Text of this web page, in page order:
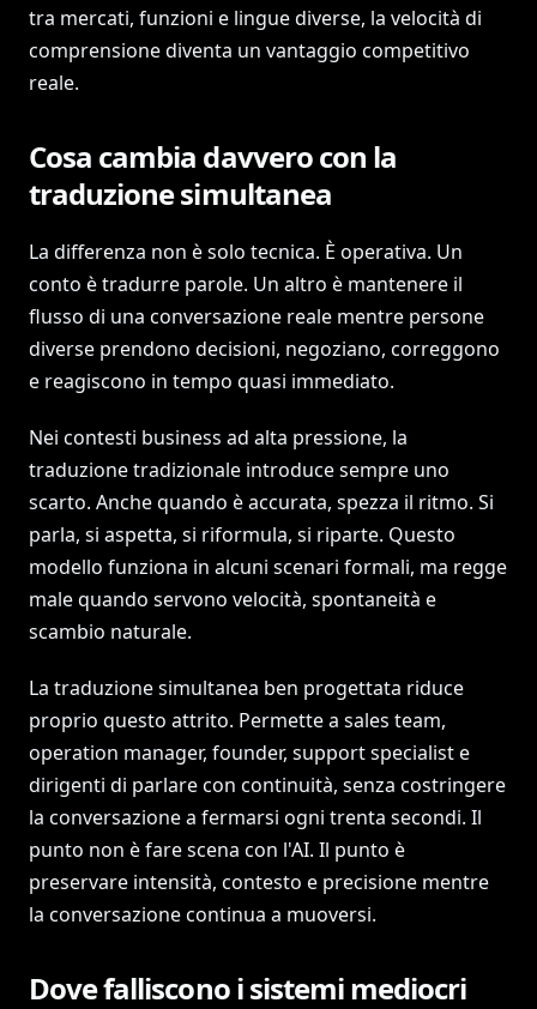
tra mercati, funzioni e lingue diverse, la velocità di
comprensione diventa un vantaggio competitivo
reale.
Cosa cambia davvero con la
traduzione simultanea
La differenza non è solo tecnica. È operativa. Un
conto è tradurre parole. Un altro è mantenere il
flusso di una conversazione reale mentre persone
diverse prendono decisioni, negoziano, correggono
e reagiscono in tempo quasi immediato.
Nei contesti business ad alta pressione, la
traduzione tradizionale introduce sempre uno
scarto. Anche quando è accurata, spezza il ritmo. Si
parla, si aspetta, si riformula, si riparte. Questo
modello funziona in alcuni scenari formali, ma regge
male quando servono velocità, spontaneità e
scambio naturale.
La traduzione simultanea ben progettata riduce
proprio questo attrito. Permette a sales team,
operation manager, founder, support specialist e
dirigenti di parlare con continuità, senza costringere
la conversazione a fermarsi ogni trenta secondi. Il
punto non è fare scena con l'AI. Il punto è
preservare intensità, contesto e precisione mentre
la conversazione continua a muoversi.
Dove falliscono i sistemi mediocri